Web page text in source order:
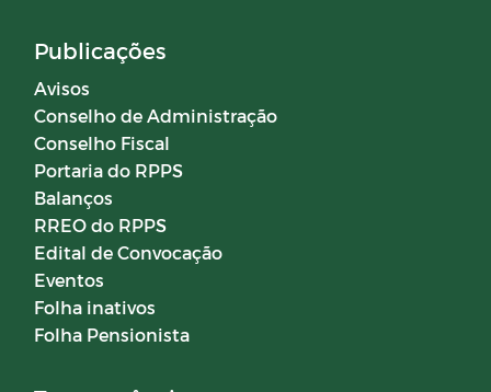
Publicações
Avisos
Conselho de Administração
Conselho Fiscal
Portaria do RPPS
Balanços
RREO do RPPS
Edital de Convocação
Eventos
Folha inativos
Folha Pensionista